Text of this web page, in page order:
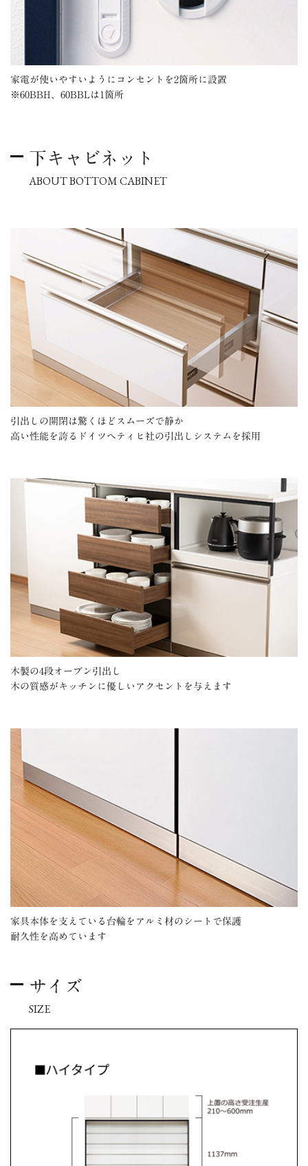
家電が使いやすいようにコンセントを2箇所に設置
※60BBH、60BBLは1箇所
下キャビネット
ABOUT BOTTOM CABINET
引出しの開閉は驚くほどスムーズで静か
高い性能を誇るドイツヘティヒ社の引出しシステムを採用
木製の4段オープン引出し
木の質感がキッチンに優しいアクセントを与えます
家具本体を支えている台輪をアルミ材のシートで保護
耐久性を高めています
サイズ
SIZE